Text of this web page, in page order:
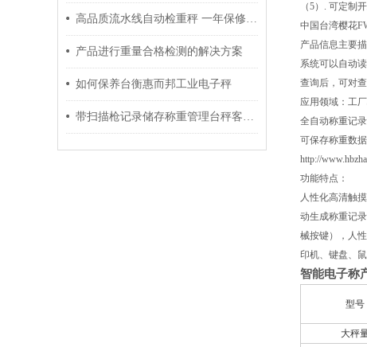
高品质流水线自动检重秤 一年保修终身质保
产品进行重量合格检测的解决方案
如何保养台衡惠而邦工业电子秤
带扫描枪记录储存称重管理台秤客制软件
（5）. 可定制
中国台湾樱花
产品信息主要
系统可以自动
查询后，可对
应用领域：工
全自动称重记
可保存称重数
http://
功能特点：
人性化高清触
动生成称重记
械按键），人
印机、键盘、
智能电子称
型号
大秤